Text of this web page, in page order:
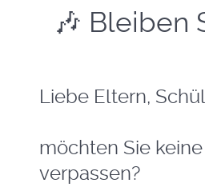
🎶 Bleiben
Liebe Eltern,
möchten Sie
verpassen?